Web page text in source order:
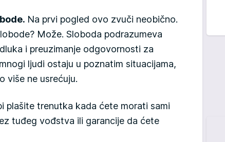
Na prvi pogled ovo zvuči neobično.
Može. Sloboda podrazumeva
i preuzimanje odgovornosti za
ljudi ostaju u poznatim situacijama,
više ne usrećuju.
plašite trenutka kada ćete morati sami
tuđeg vođstva ili garancije da ćete